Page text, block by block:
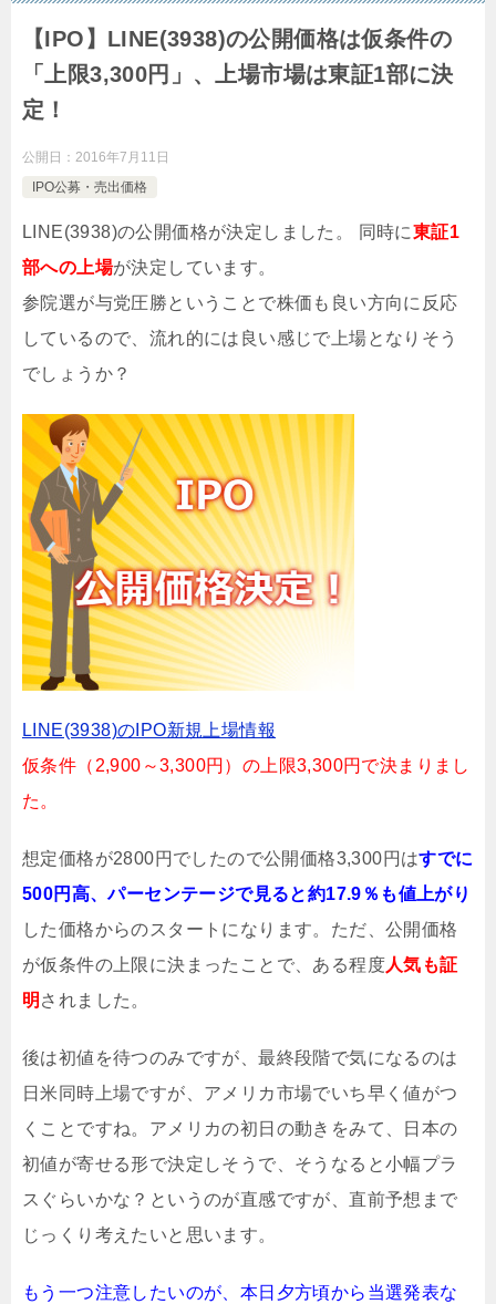
【IPO】LINE(3938)の公開価格は仮条件の
「上限3,300円」、上場市場は東証1部に決
定！
公開日： 2016年7月11日
IPO公募・売出価格
LINE(3938)の公開価格が決定しました。 同時に東証1
部への上場が決定しています。
参院選が与党圧勝ということで株価も良い方向に反応
しているので、流れ的には良い感じで上場となりそう
でしょうか？
LINE(3938)のIPO新規上場情報
仮条件（2,900～3,300円）の上限3,300円で決まりまし
た。
想定価格が2800円でしたので公開価格3,300円はすでに
500円高、パーセンテージで見ると約17.9％も値上がり
した価格からのスタートになります。ただ、公開価格
が仮条件の上限に決まったことで、ある程度人気も証
明 されました。
後は初値を待つのみですが、最終段階で気になるのは
日米同時上場ですが、アメリカ市場でいち早く値がつ
くことですね。アメリカの初日の動きをみて、日本の
初値が寄せる形で決定しそうで、そうなると小幅プラ
スぐらいかな？というのが直感ですが、直前予想まで
じっくり考えたいと思います。
もう一つ注意したいのが、本日夕方頃から当選発表な